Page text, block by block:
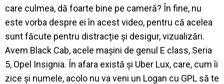
care culmea, dă foarte bine pe cameră? În fine, nu
este vorba despre ei în acest video, pentru că acelea
sunt făcute pentru distracție și desigur, vizualizări.
Avem Black Cab, acele mașini de genul E class, Seria
5, Opel Insignia. În afara există și Uber Lux, care, cum îi
zice și numele, acolo nu va veni un Logan cu GPL să te